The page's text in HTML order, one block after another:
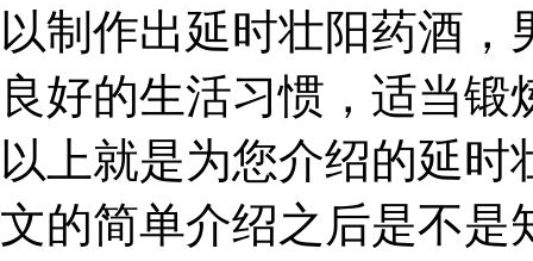
以制作出延时壮阳药酒
良好的生活习惯，适当
以上就是为您介绍的延
文的简单介绍之后是不是